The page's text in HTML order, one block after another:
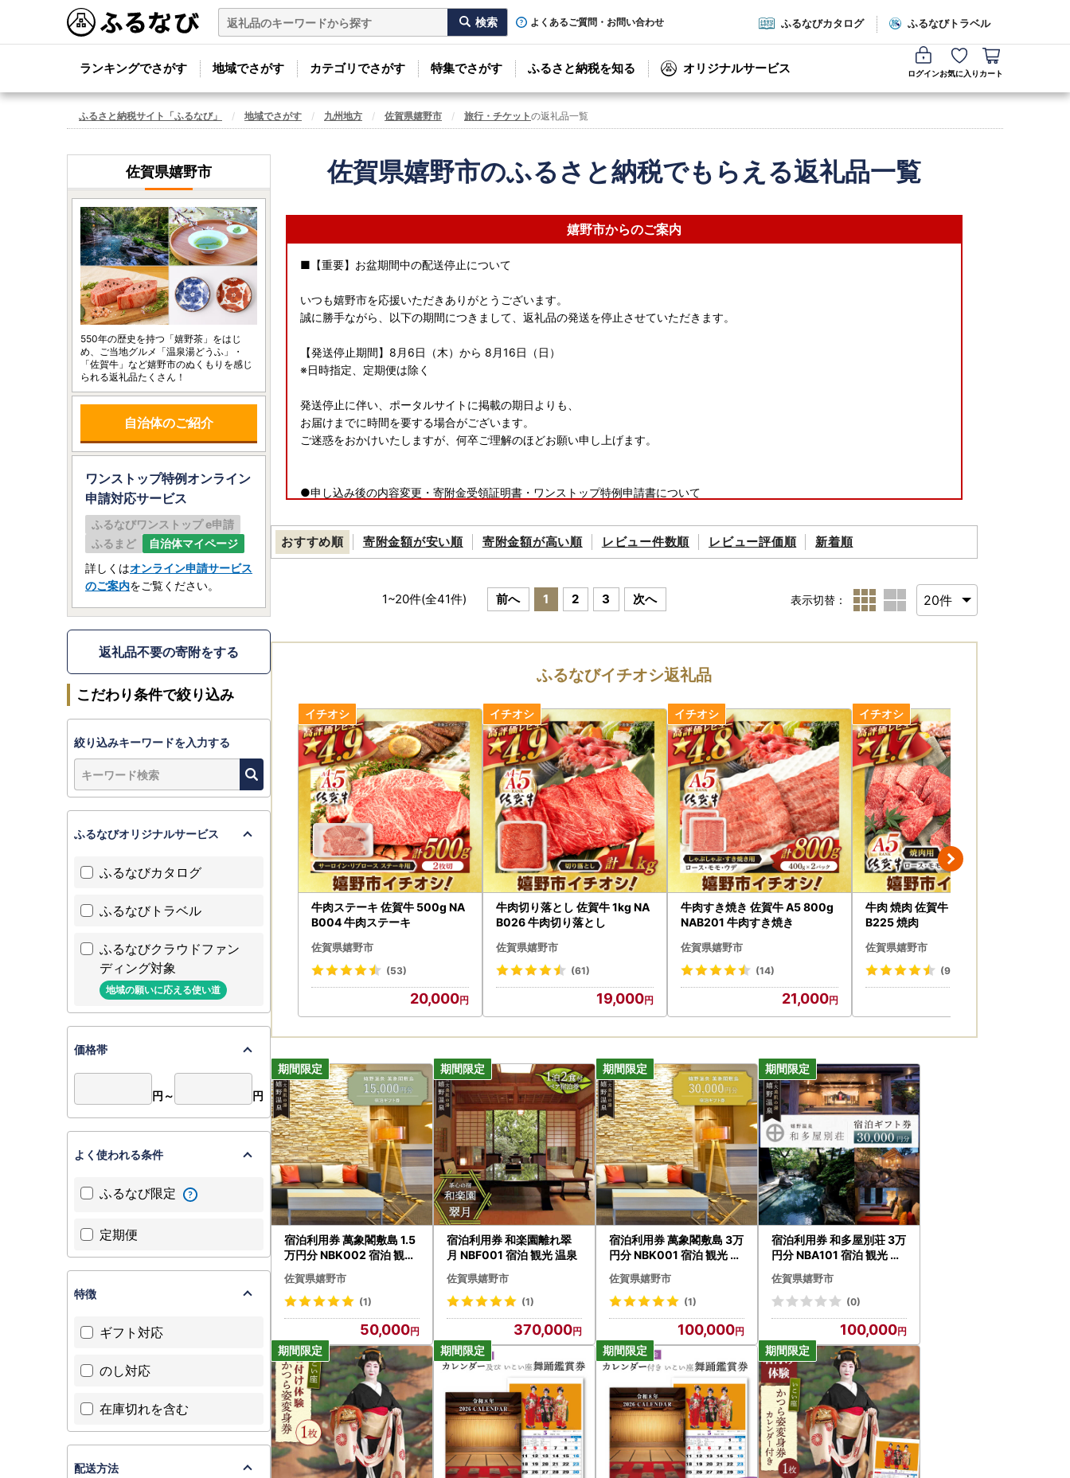
よくあるご質問・お問い合わせ ふるなびカタログ ふるなびトラベル
ランキングでさがす 地域でさがす カテゴリでさがす 特集でさがす ふるさと納税を知る オリジナルサービス ログインお気に入り カート
ふるさと納税サイト「ふるなび」 地域でさがす 九州地方 佐賀県嬉野市 旅行・チケットの返礼品一覧
佐賀県嬉野市のふるさと納税でもらえる返礼品一覧
嬉野市からのご案内
■【重要】お盆期間中の配送停止について
いつも嬉野市を応援いただきありがとうございます。
誠に勝手ながら、以下の期間につきまして、返礼品の発送を停止させていただきます。
【発送停止期間】8月6日（木）から 8月16日（日）
※日時指定、定期便は除く
発送停止に伴い、ポータルサイトに掲載の期日よりも、
お届けまでに時間を要する場合がございます。
ご迷惑をおかけいたしますが、何卒ご理解のほどお願い申し上げます。
●申し込み後の内容変更・寄附金受領証明書・ワンストップ特例申請書について
TEL：050-8885-0492
受付時間：9:00〜17:30
(土曜日・日曜日・祝日及び12月29日〜1月3日を除く)
嬉野市役所 秘書広報課 シティプロモーショングループ
ふるさと納税係宛
※ワンストップ申請書在中 とご記入ください。
【個人情報の取り扱いについて】
お寄せいただいた個人情報は、寄附金の受付、入金及び返礼品発送に係る確認・連絡、各種お問い合わせ、
寄附の使い道のお知らせの広報等に利用するものであり、それ以外の目的で使用するものではありません。
返礼品発送に関して、必要最低限の範囲において返礼品取扱い事業者に通知します。
【ふるさと納税の対象となる地方団体の指定について】
嬉野市は令和7年9月26日付総務大臣通知「ふるさと納税の対象となる地方団体の指定について（通知）」にて、
地方税法（昭和25年法律第226号）第37条の2第2項及び第314条の7第2項の規定に基づき、ふるさと納税の対象となる地方団体
として指定されました。
指定対象期間は、令和7年10月1日から令和8年9月30日までです。
おすすめ順 寄附金額が安い順 寄附金額が高い順 レビュー件数順 レビュー評価順 新着順
1~20件(全41件) 前へ 1 2 3 次へ 表示切替：
ふるなびイチオシ返礼品
牛肉ステーキ 佐賀牛 500g NA
B004 牛肉ステーキ
佐賀県嬉野市
(53)
20,000
牛肉切り落とし 佐賀牛 1kg NA
B026 牛肉切り落とし
佐賀県嬉野市
(61)
19,000
牛肉すき焼き 佐賀牛 A5 800g
NAB201 牛肉すき焼き
佐賀県嬉野市
(14)
21,000
牛肉 焼肉 佐賀牛 A5 800g NA
B225 焼肉
佐賀県嬉野市
(9)
宿泊利用券 萬象閣敷島 1.5
万円分 NBK002 宿泊 観光
佐賀県嬉野市
(1)
50,000
宿泊利用券 和楽園離れ翠
月 NBF001 宿泊 観光 温泉
佐賀県嬉野市
(1)
370,000
宿泊利用券 萬象閣敷島 3万
円分 NBK001 宿泊 観光 温
佐賀県嬉野市
(1)
100,000
宿泊利用券 和多屋別荘 3万
円分 NBA101 宿泊 観光 温
佐賀県嬉野市
(0)
100,000
佐賀県嬉野市
550年の歴史を持つ「嬉野茶」をはじ
め、ご当地グルメ「温泉湯どうふ」・
「佐賀牛」など嬉野市のぬくもりを感じ
られる返礼品たくさん！
自治体のご紹介
ワンストップ特例オンライン
申請対応サービス
ふるなびワンストップ e申請
ふるまど
自治体マイページ
詳しくはオンライン申請サービス
のご案内をご覧ください。
返礼品不要の寄附をする
こだわり条件で絞り込み
絞り込みキーワードを入力する
ふるなびオリジナルサービス
ふるなびカタログ
ふるなびトラベル
ふるなびクラウドファン
ディング対象
地域の願いに応える使い道
価格帯
円～ 円
よく使われる条件
ふるなび限定
定期便
特徴
ギフト対応
のし対応
在庫切れを含む
配送方法